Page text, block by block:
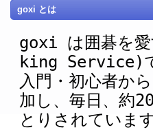
goxi とは
goxi は囲碁を
king Service)で
入門・初心者か
加し、毎日、約
とりされています